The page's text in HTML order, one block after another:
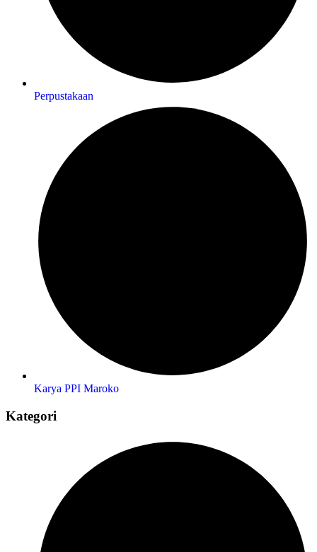
Perpustakaan
Karya PPI Maroko
Kategori